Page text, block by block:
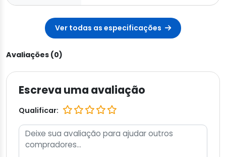
Ver todas as especificações
Avaliações (0)
Escreva uma avaliação
Qualificar: